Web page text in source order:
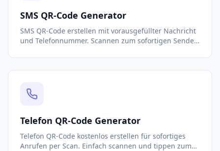
SMS QR-Code Generator
SMS QR-Code erstellen mit vorausgefüllter Nachricht
und Telefonnummer. Scannen zum sofortigen Senden
Telefon QR-Code Generator
Telefon QR-Code kostenlos erstellen für sofortiges
Anrufen per Scan. Einfach scannen und tippen zum